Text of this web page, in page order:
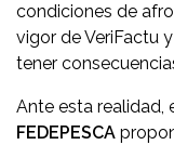
condiciones de
vigor de VeriFactu
tener
Ante esta realidad,
FEDEPESCA